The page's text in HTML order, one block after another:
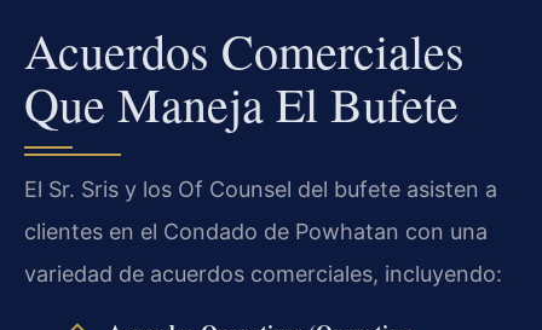
Acuerdos Comerciales
Que Maneja El Bufete
El Sr. Sris y los Of Counsel del bufete asisten a
clientes en el Condado de Powhatan con una
variedad de acuerdos comerciales, incluyendo: